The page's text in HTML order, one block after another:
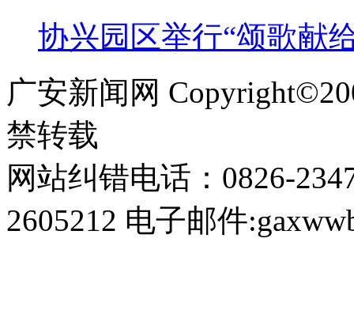
协兴园区举行“颂歌献
广安新闻网
禁转载
网站纠错电话：0826-
2605212 电子邮件